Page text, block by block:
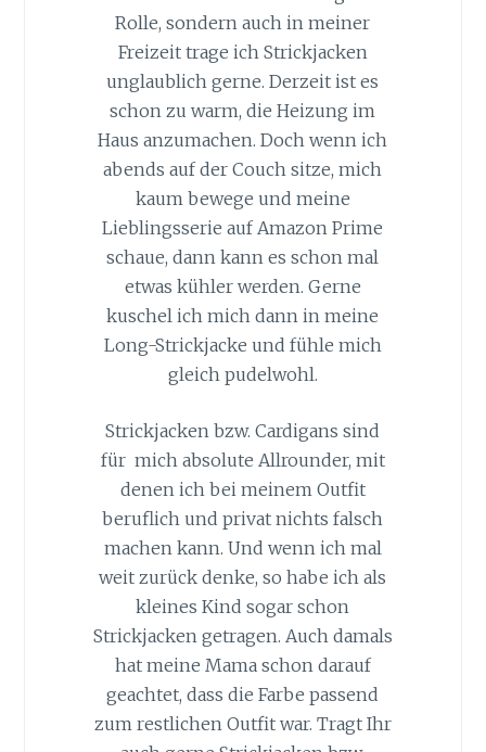
Rolle, sondern auch in meiner
Freizeit trage ich Strickjacken
unglaublich gerne. Derzeit ist es
schon zu warm, die Heizung im
Haus anzumachen. Doch wenn ich
abends auf der Couch sitze, mich
kaum bewege und meine
Lieblingsserie auf Amazon Prime
schaue, dann kann es schon mal
etwas kühler werden. Gerne
kuschel ich mich dann in meine
Long-Strickjacke und fühle mich
gleich pudelwohl.
Strickjacken bzw. Cardigans sind
für mich absolute Allrounder, mit
denen ich bei meinem Outfit
beruflich und privat nichts falsch
machen kann. Und wenn ich mal
weit zurück denke, so habe ich als
kleines Kind sogar schon
Strickjacken getragen. Auch damals
hat meine Mama schon darauf
geachtet, dass die Farbe passend
zum restlichen Outfit war. Tragt Ihr